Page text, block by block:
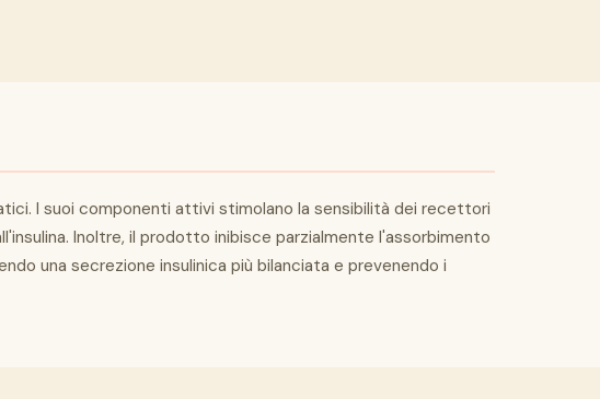
I suoi componenti attivi stimolano la sensibilità dei recettori
Inoltre, il prodotto inibisce parzialmente l'assorbimento
una secrezione insulinica più bilanciata e prevenendo i